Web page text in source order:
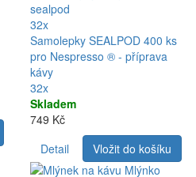
32x
Samolepky SEALPOD 400 ks
pro Nespresso ® - příprava
kávy
32x
Skladem
749 Kč
Detail
Vložit do košíku